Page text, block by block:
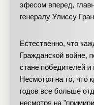
эфесом вперед,
генералу Улиссу
Естественно, что
Гражданской войне,
стане победителей
Несмотря на то, что
годов все больше
несмотря на